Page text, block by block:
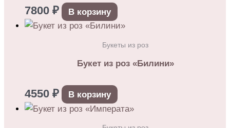
7800 ₽ В корзину
Букеты из роз
Букет из роз «Билини»
4550 ₽ В корзину